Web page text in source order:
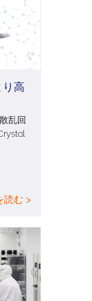
高
乱回
読む >